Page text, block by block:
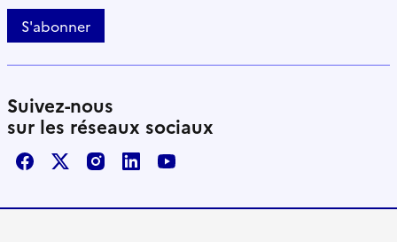
S'abonner
Suivez-nous
sur les réseaux sociaux
FacebookX / TwitterInstagram
LinkedInYoutube